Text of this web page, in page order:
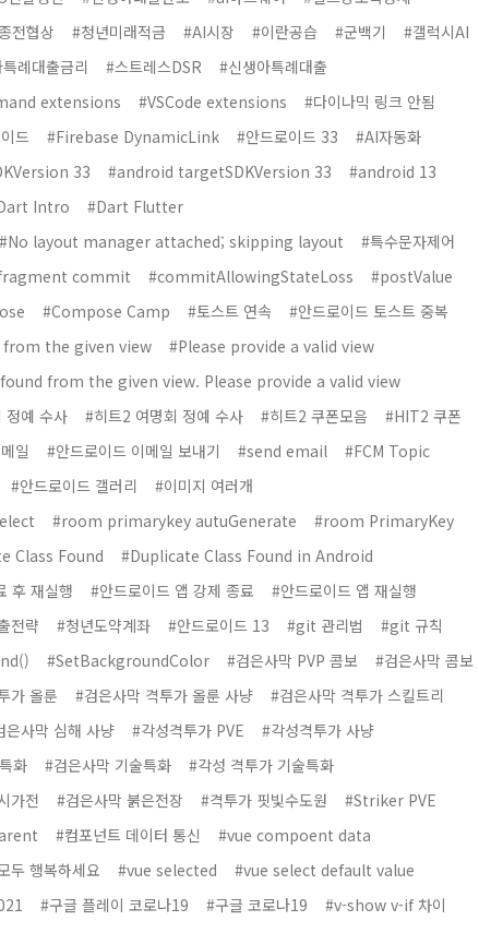
전협상 #청년미래적금 #AI시장 #이란공습 #군백기
#갤럭시AI
례대출금리 #스트레스DSR
#신생아특례대출
extensions #VSCode extensions
#다이나믹 링크 안됨
드 #Firebase DynamicLink #안드로이드 33
#AI자동화
33 #android targetSDKVersion 33
#android 13
Intro
#Dart Flutter
#No layout manager attached; skipping layout
#특수문자제어
commit #commitAllowingStateLoss
#postValue
#Compose Camp #토스트 연속
#안드로이드 토스트 중복
the given view
#Please provide a valid view
from the given view. Please provide a valid view
정예 수사 #히트2 여명회 정예 수사 #히트2 쿠폰모음
#HIT2 쿠폰
일 #안드로이드 이메일 보내기 #send email
#FCM Topic
#안드로이드 갤러리
#이미지 여러개
#room primarykey autuGenerate
#room PrimaryKey
Class Found
#Duplicate Class Found in Android
후 재실행 #안드로이드 앱 강제 종료
#안드로이드 앱 재실행
전략 #청년도약계좌 #안드로이드 13 #git 관리법
#git 규칙
#SetBackgroundColor #검은사막 PVP 콤보
#검은사막 콤보
가 올룬 #검은사막 격투가 올룬 사냥
#검은사막 격투가 스킬트리
은사막 심해 사냥 #각성격투가 PVE
#각성격투가 사냥
화 #검은사막 기술특화
#각성 격투가 기술특화
가전 #검은사막 붉은전장 #격투가 핏빛수도원
#Striker PVE
#컴포넌트 데이터 통신
#vue compoent data
두 행복하세요 #vue selected
#vue select default value
#구글 플레이 코로나19 #구글 코로나19
#v-show v-if 차이